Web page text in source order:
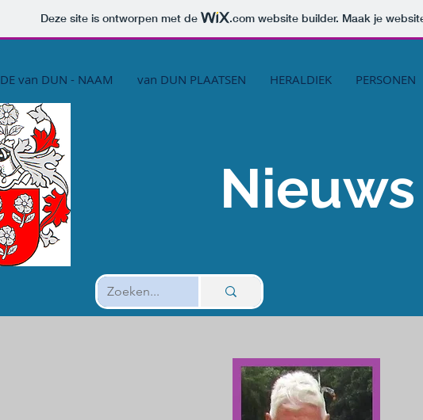
Deze site is ontworpen met de .com website builder. Maak je
DE van DUN - NAAM van DUN PLAATSEN HERALDIEK PERSONEN
Nieuws